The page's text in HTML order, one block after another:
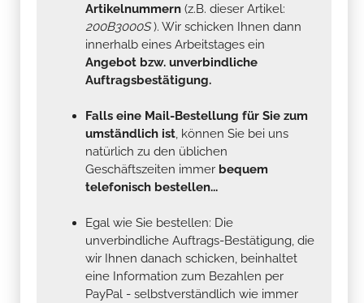
Artikelnummern (z.B. dieser Artikel:
200B3000S). Wir schicken Ihnen dann
innerhalb eines Arbeitstages ein
Angebot bzw. unverbindliche
Auftragsbestätigung.
Falls eine Mail-Bestellung für Sie zum
umständlich ist, können Sie bei uns
natürlich zu den üblichen
Geschäftszeiten immer bequem
telefonisch bestellen...
Egal wie Sie bestellen: Die
unverbindliche Auftrags-Bestätigung, die
wir Ihnen danach schicken, beinhaltet
eine Information zum Bezahlen per
PayPal - selbstverständlich wie immer